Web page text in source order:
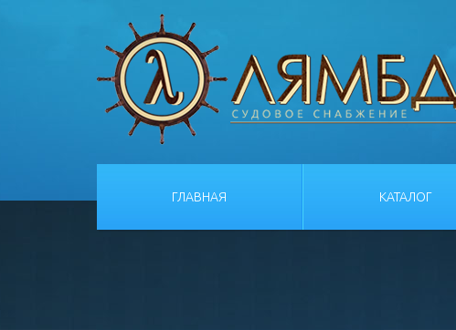
ГЛАВНАЯ КАТАЛОГ